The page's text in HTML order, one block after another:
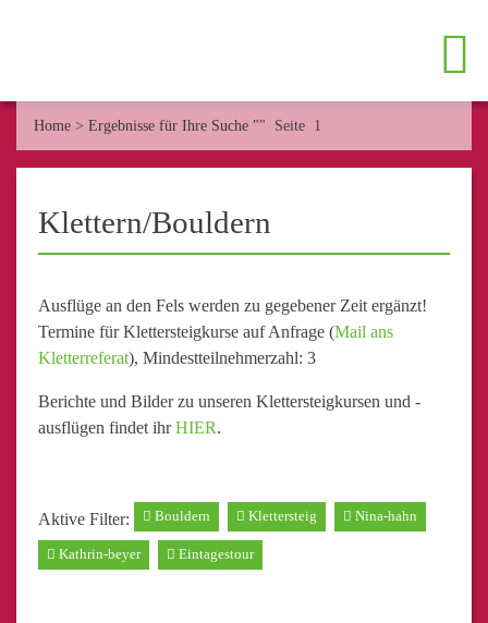
Home > Ergebnisse für Ihre Suche "" Seite 1
Klettern/Bouldern
Ausflüge an den Fels werden zu gegebener Zeit ergänzt!
Termine für Klettersteigkurse auf Anfrage (Mail ans
Kletterreferat), Mindestteilnehmerzahl: 3
Berichte und Bilder zu unseren Klettersteigkursen und -
ausflügen findet ihrHIER.
Aktive Filter: Bouldern Klettersteig Nina-hahn
Kathrin-beyer Eintagestour